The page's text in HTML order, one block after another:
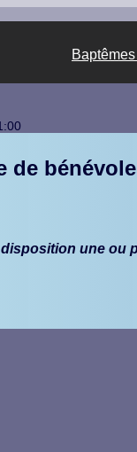
de
une ou